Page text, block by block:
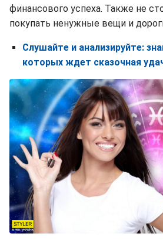
финансового успеха. Также не
покупать ненужные вещи и
Слушайте и анализируйте:
которых ждет сказочная